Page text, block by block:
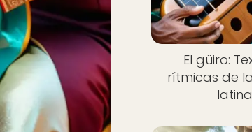
El güiro:
rítmicas de
latina